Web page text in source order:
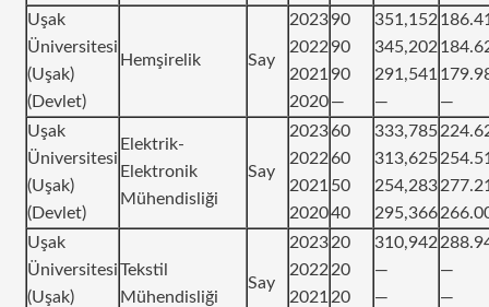
Uşak
Üniversitesi
(Uşak)
(Devlet)
Hemşirelik Say
2023
2022
2021
2020
90
90
90
—
351,152
345,202
291,541
—
—
Uşak
Üniversitesi
(Uşak)
(Devlet)
Elektrik-
Elektronik
Mühendisliği
Say
2023
2022
2021
2020
60
60
50
40
333,785
313,625
254,283
295,366
Uşak
Üniversitesi
(Uşak)
Tekstil
Mühendisliği
Say
2023
2022
2021
20
20
20
310,942
—
—
—
—